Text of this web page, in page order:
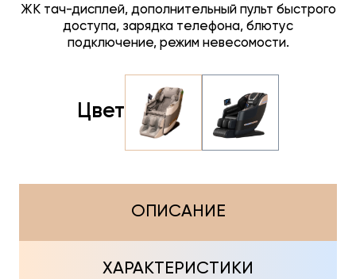
ЖК тач-дисплей, дополнительный пульт быстрого
доступа, зарядка телефона, блютус
подключение, режим невесомости.
Цвет
ОПИСАНИЕ
ХАРАКТЕРИСТИКИ